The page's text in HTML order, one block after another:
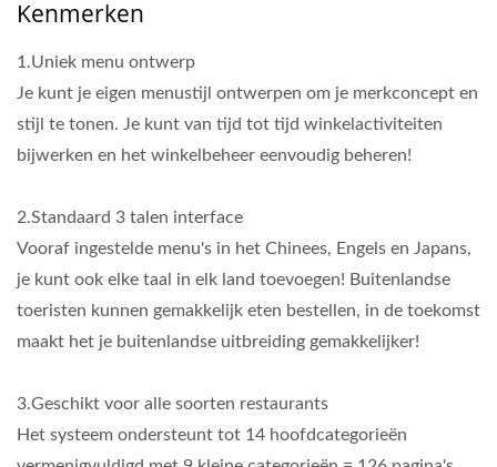
Kenmerken
1.Uniek menu ontwerp
Je kunt je eigen menustijl ontwerpen om je merkconcept en
stijl te tonen. Je kunt van tijd tot tijd winkelactiviteiten
bijwerken en het winkelbeheer eenvoudig beheren!
2.Standaard 3 talen interface
Vooraf ingestelde menu's in het Chinees, Engels en Japans,
je kunt ook elke taal in elk land toevoegen! Buitenlandse
toeristen kunnen gemakkelijk eten bestellen, in de toekomst
maakt het je buitenlandse uitbreiding gemakkelijker!
3.Geschikt voor alle soorten restaurants
Het systeem ondersteunt tot 14 hoofdcategorieën